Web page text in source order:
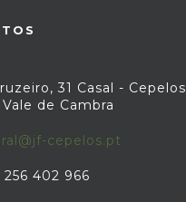
31 Casal - Cepelos
de Cambra
cepelos.pt
402 966